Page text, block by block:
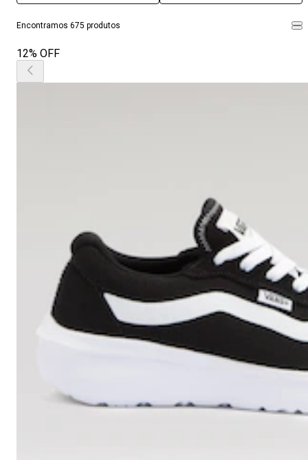
Encontramos 675 produtos
12% OFF